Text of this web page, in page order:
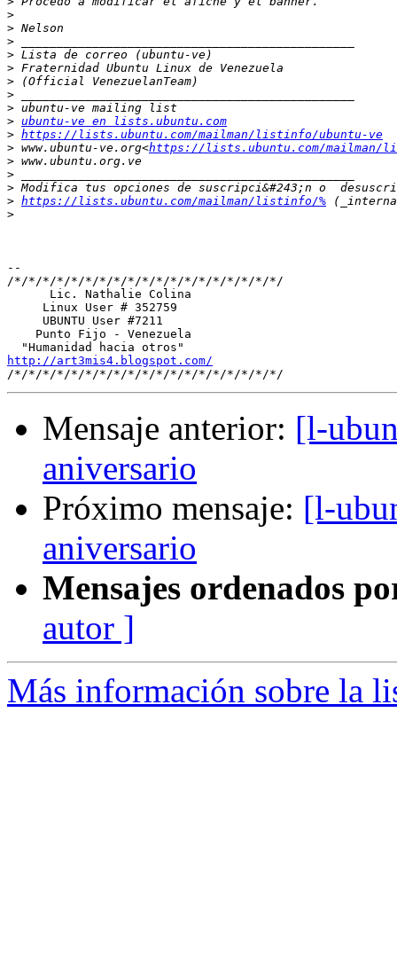
>
>
>
>
>
>
>
>
> ubuntu-ve en lists.ubuntu.com
> https://lists.ubuntu.com/mailman/listinfo/ubuntu-ve
> www.ubuntu-ve.org<https://lists.ubuntu.com/mailman/
>
>
>
> https://lists.ubuntu.com/mailman/listinfo/%
>
--
/*/*/*/*/*/*/*/*/*/*/*/*/*/*/*/*/*/*/*/
      Lic. Nathalie Colina
     Linux User # 352759
     UBUNTU User #7211
    Punto Fijo - Venezuela
http://art3mis4.blogspot.com/
Mensaje anterior: [l-
aniversario
Próximo mensaje: [l-
aniversario
Mensajes ordenados
autor ]
Más información sobre la